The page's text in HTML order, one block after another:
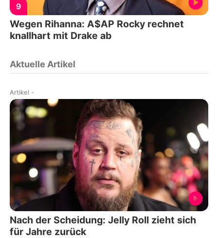
9
Wegen Rihanna: A$AP Rocky rechnet
knallhart mit Drake ab
Aktuelle Artikel
Artikel -
Nach der Scheidung: Jelly Roll zieht sich
für Jahre zurück